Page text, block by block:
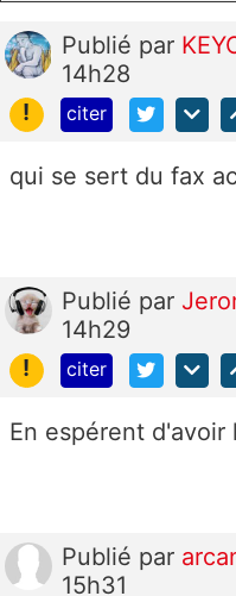
Publié par
14h28
!
citer
qui se sert du fax
Publié par
14h29
!
citer
En espérent d'avoir
Publié par
15h31